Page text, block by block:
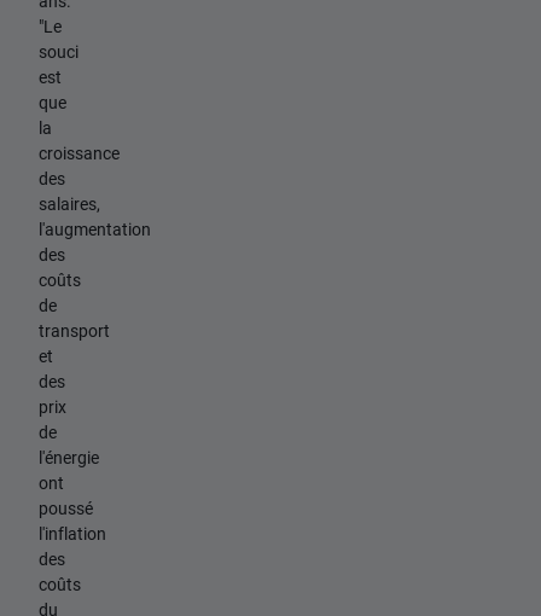
"Le
souci
est
que
la
croissance
des
salaires,
l'augmentation
des
coûts
de
transport
et
des
prix
de
l'énergie
ont
poussé
l'inflation
des
coûts
du